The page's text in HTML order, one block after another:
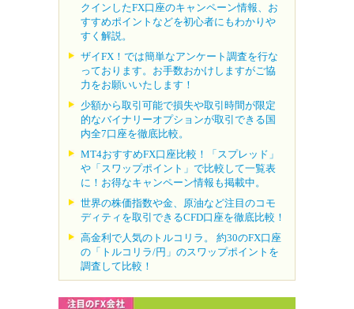
クインしたFX口座のキャンペーン情報、お
すすめポイントなどを初心者にもわかりや
すく解説。
ザイFX！では簡単なアンケート調査を行な
っております。お手数おかけしますがご協
力をお願いいたします！
少額から取引可能で損失や取引時間が限定
的なバイナリーオプションが取引できる国
内全7口座を徹底比較。
MT4おすすめFX口座比較！「スプレッド」
や「スワップポイント」で比較して一覧表
に！お得なキャンペーン情報も掲載中。
世界の株価指数や金、原油など注目のコモ
ディティを取引できるCFD口座を徹底比較！
高金利で人気のトルコリラ。 約30のFX口座
の「トルコリラ/円」のスワップポイントを
調査して比較！